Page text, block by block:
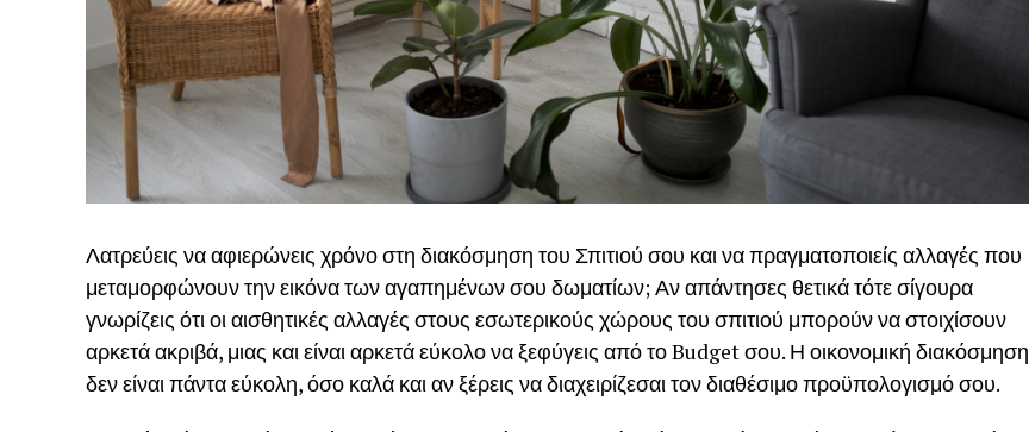
Λατρεύεις να αφιερώνεις χρόνο στη διακόσμηση του Σπιτιού σου και να πραγματοποιείς αλλαγές που
μεταμορφώνουν την εικόνα των αγαπημένων σου δωματίων; Αν απάντησες θετικά τότε σίγουρα
γνωρίζεις ότι οι αισθητικές αλλαγές στους εσωτερικούς χώρους του σπιτιού μπορούν να στοιχίσουν
αρκετά ακριβά, μιας και είναι αρκετά εύκολο να ξεφύγεις από το Budget σου. Η οικονομική διακόσμηση
δεν είναι πάντα εύκολη, όσο καλά και αν ξέρεις να διαχειρίζεσαι τον διαθέσιμο προϋπολογισμό σου.